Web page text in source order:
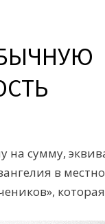
на сумму,
в